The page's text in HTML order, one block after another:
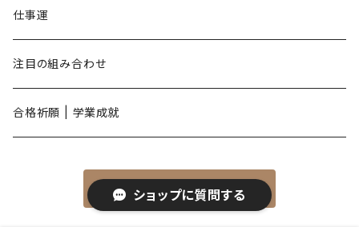
ショップに質問する
酉年
戌年
亥年
仕事運
注目の組み合わせ
合格祈願 | 学業成就
商品一覧に戻る